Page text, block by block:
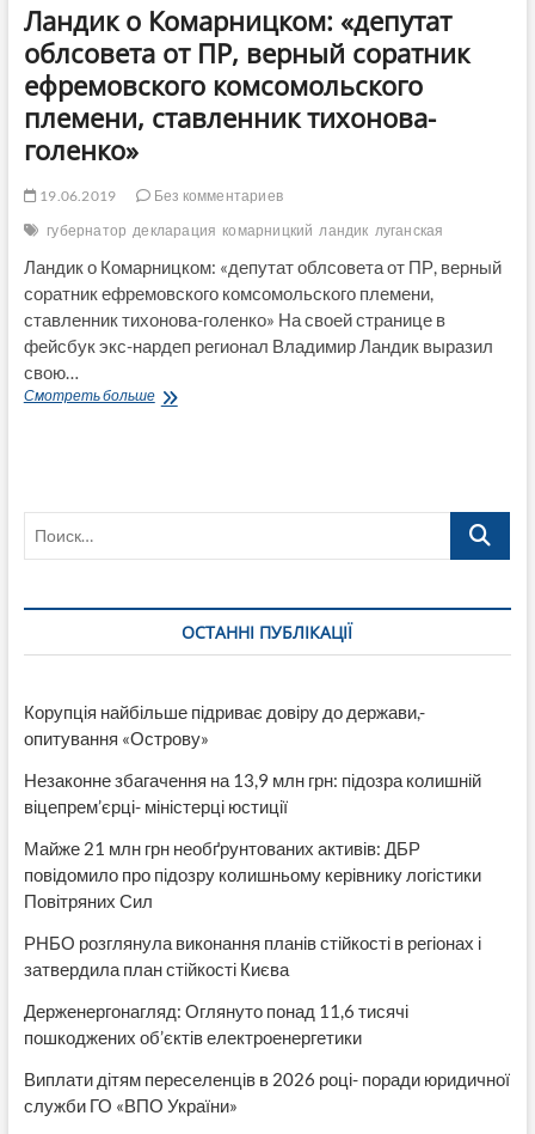
Ландик о Комарницком: «депутат
облсовета от ПР, верный соратник
ефремовского комсомольского
племени, ставленник тихонова-
голенко»
19.06.2019
Без комментариев
губернатор декларация комарницкий ландик луганская
Ландик о Комарницком: «депутат облсовета от ПР, верный
соратник ефремовского комсомольского племени,
ставленник тихонова-голенко» На своей странице в
фейсбук экс-нардеп регионал Владимир Ландик выразил
свою…
Смотреть большеЛандик
соратник
комсомольского
племени,
ставленник
Поиск…
ОСТАННІ ПУБЛІКАЦІЇ
Корупція найбільше підриває довіру до держави,-
опитування «Острову»
Незаконне збагачення на 13,9 млн грн: підозра колишній
віцепрем’єрці- міністерці юстиції
Майже 21 млн грн необґрунтованих активів: ДБР
повідомило про підозру колишньому керівнику логістики
Повітряних Сил
РНБО розглянула виконання планів стійкості в регіонах і
затвердила план стійкості Києва
Держенергонагляд: Оглянуто понад 11,6 тисячі
пошкоджених об’єктів електроенергетики
Виплати дітям переселенців в 2026 році- поради юридичної
служби ГО «ВПО України»